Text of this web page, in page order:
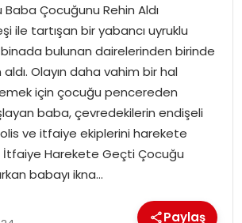
Baba Çocuğunu Rehin Aldı
ile tartışan bir yabancı uyruklu
binada bulunan dairelerinden birinde
Olayın daha vahim bir hal
için çocuğu pencereden
baba, çevredekilerin endişeli
ve itfaiye ekiplerini harekete
İtfaiye Harekete Geçti Çocuğu
babayı ikna…
Paylaş